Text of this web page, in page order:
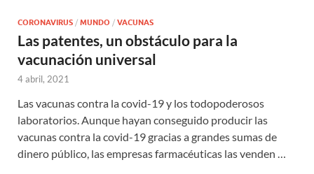
CORONAVIRUS / MUNDO / VACUNAS
Las patentes, un obstáculo para la
vacunación universal
4 abril, 2021
Las vacunas contra la covid-19 y los todopoderosos
laboratorios. Aunque hayan conseguido producir las
vacunas contra la covid-19 gracias a grandes sumas de
dinero público, las empresas farmacéuticas las venden …